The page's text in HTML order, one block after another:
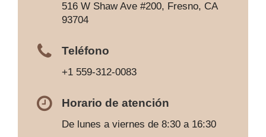
516 W Shaw Ave #200, Fresno, CA
93704
Teléfono
+1 559-312-0083
Horario de atención
De lunes a viernes de 8:30 a 16:30